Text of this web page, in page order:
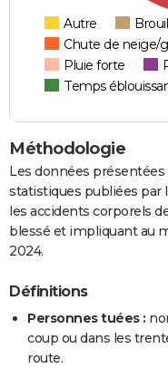
Autre
Chute de neige/
Pluie forte
Temps
Méthodologie
Les données
statistiques publiées
les accidents corporels
blessé et impliquant au
2024.
Définitions
Personnes tuées :
coup ou dans les
route.